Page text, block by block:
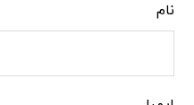
نام